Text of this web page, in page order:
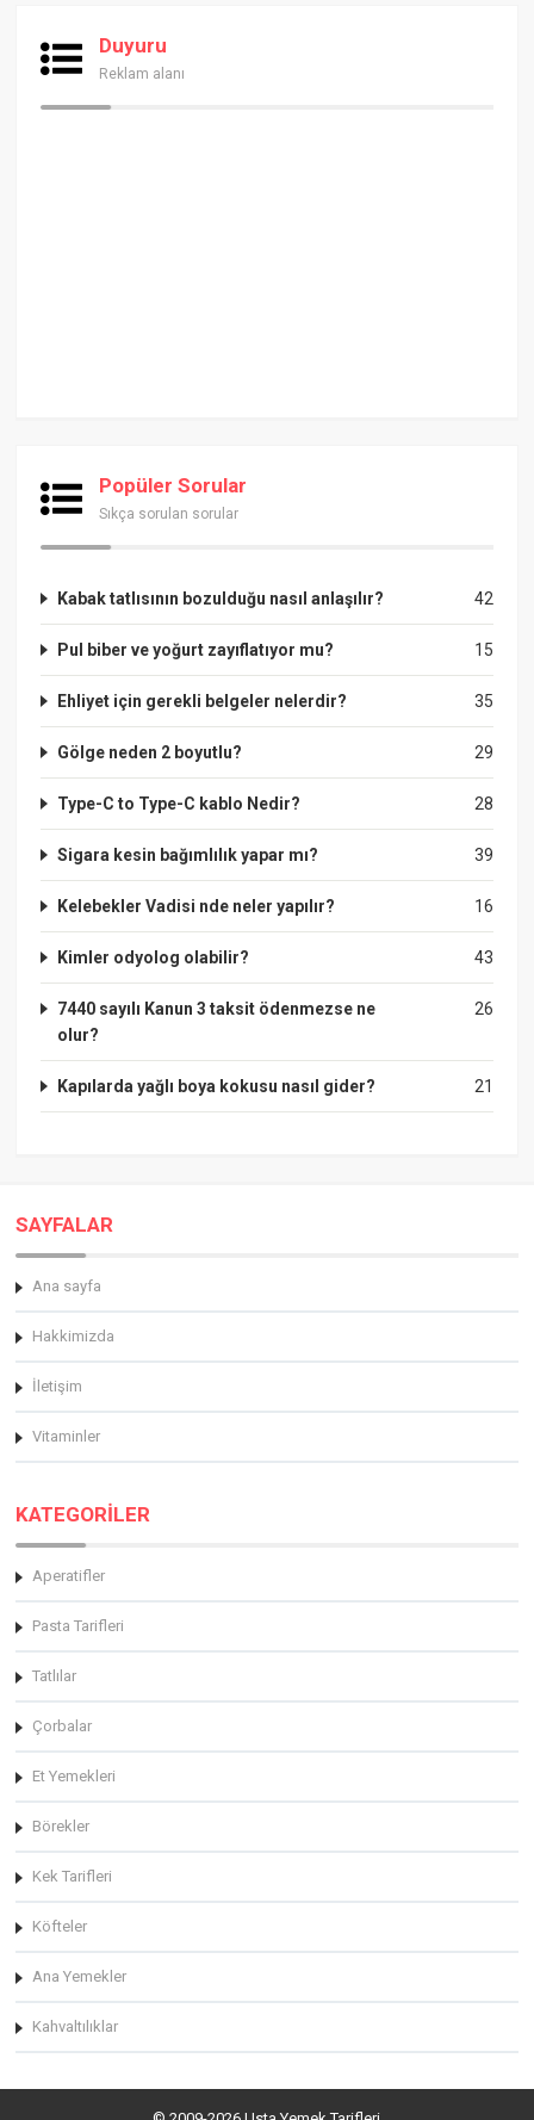
Duyuru
Reklam alanı
Popüler Sorular
Sıkça sorulan sorular
42
Kabak tatlısının bozulduğu nasıl anlaşılır?
15
Pul biber ve yoğurt zayıflatıyor mu?
35
Ehliyet için gerekli belgeler nelerdir?
29
Gölge neden 2 boyutlu?
28
Type-C to Type-C kablo Nedir?
39
Sigara kesin bağımlılık yapar mı?
16
Kelebekler Vadisi nde neler yapılır?
43
Kimler odyolog olabilir?
26
7440 sayılı Kanun 3 taksit ödenmezse ne
olur?
21
Kapılarda yağlı boya kokusu nasıl gider?
SAYFALAR
Ana sayfa
Hakkimizda
İletişim
Vitaminler
KATEGORİLER
Aperatifler
Pasta Tarifleri
Tatlılar
Çorbalar
Et Yemekleri
Börekler
Kek Tarifleri
Köfteler
Ana Yemekler
Kahvaltılıklar